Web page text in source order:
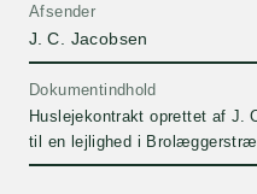
Afsender
J. C. Jacobsen
Dokumentindhold
Huslejekontrakt oprettet af J.
til en lejlighed i